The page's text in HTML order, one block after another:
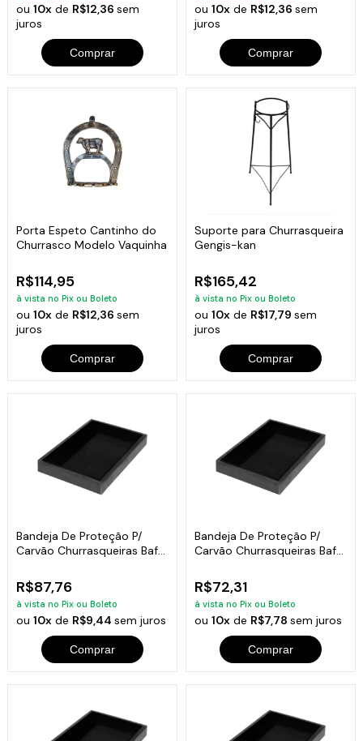
ou10x de R$12,36sem
juros
Comprar
ou 10xde R$12,36 sem
juros
Comprar
Porta Espeto Cantinho do
Churrasco Modelo Vaquinha
R$114,95
à vista no Pix ou Boleto
ou10x de R$12,36sem
juros
Comprar
Suporte para Churrasqueira
Gengis-kan
R$165,42
à vista no Pix ou Boleto
ou 10xde R$17,79 sem
juros
Comprar
Bandeja De Proteção P/
Carvão Churrasqueiras Bafo
R$87,76
à vista no Pix ou Boleto
ou10x de R$9,44sem juros
Comprar
Bandeja De Proteção P/
Carvão Churrasqueiras Bafo
R$72,31
à vista no Pix ou Boleto
ou 10xde R$7,78 sem juros
Comprar